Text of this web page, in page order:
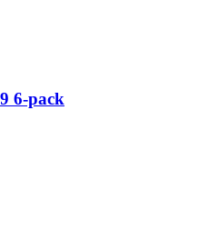
6-pack